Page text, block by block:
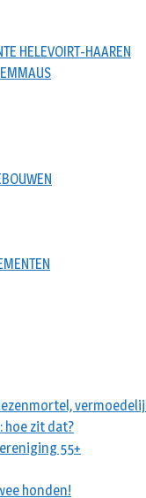
HELEVOIRT-HAAREN
hoe zit dat?
55+
honden!